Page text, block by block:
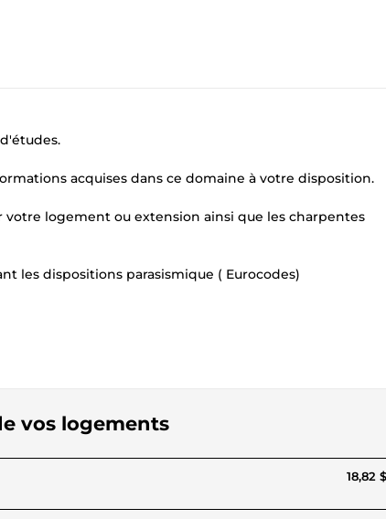
acquises dans ce domaine à votre disposition.
logement ou extension ainsi que les charpentes
les dispositions parasismique ( Eurocodes)
vos logements
18,82